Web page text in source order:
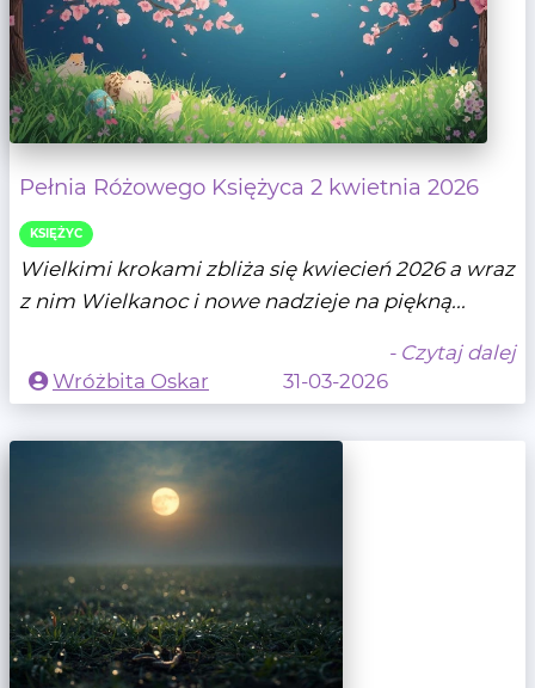
Pełnia Różowego Księżyca 2 kwietnia 2026
KSIĘŻYC
Wielkimi krokami zbliża się kwiecień 2026 a wraz
z nim Wielkanoc i nowe nadzieje na piękną...
- Czytaj dalej
Wróżbita Oskar
31-03-2026